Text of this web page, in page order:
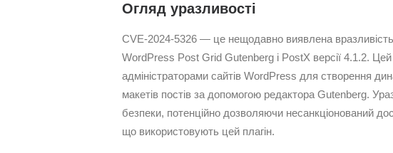
Огляд уразливості
CVE-2024-5326 — це нещодавно виявлена
WordPress Post Grid Gutenberg і PostX версії 4.1.2.
адміністраторами сайтів WordPress для створення
макетів постів за допомогою редактора Gutenberg.
безпеки, потенційно дозволяючи несанкціонований
що використовують цей плагін.